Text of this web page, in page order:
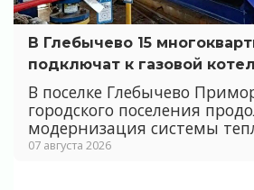
В Глебычево 15
подключат к газовой
В поселке Глебычево
городского поселения
модернизация системы
07 августа 2026